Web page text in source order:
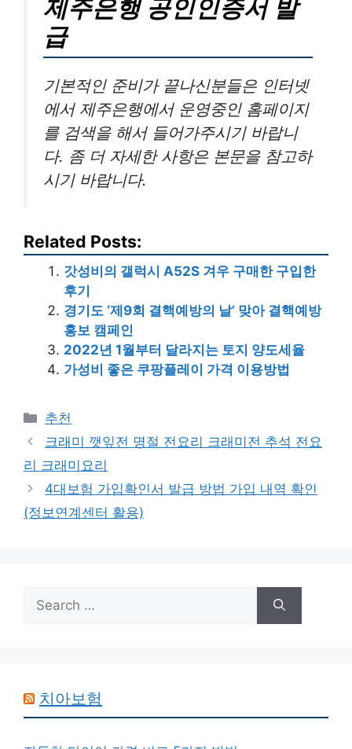
제주은행 공인인증서 발
급
기본적인 준비가 끝나신분들은 인터넷
에서 제주은행에서 운영중인 홈페이지
를 검색을 해서 들어가주시기 바랍니
다. 좀 더 자세한 사항은 본문을 참고하
시기 바랍니다.
Related Posts:
갓성비의 갤럭시 A52S 겨우 구매한 구입한
후기
경기도 ‘제9회 결핵예방의 날’ 맞아 결핵예방
홍보 캠페인
2022년 1월부터 달라지는 토지 양도세율
가성비 좋은 쿠팡플레이 가격 이용방법
Categories
추천
크래미 깻잎전 명절 전요리 크래미전 추석 전요
리 크래미요리
4대보험 가입확인서 발급 방법 가입 내역 확인
(정보연계센터 활용)
for:
치아보험